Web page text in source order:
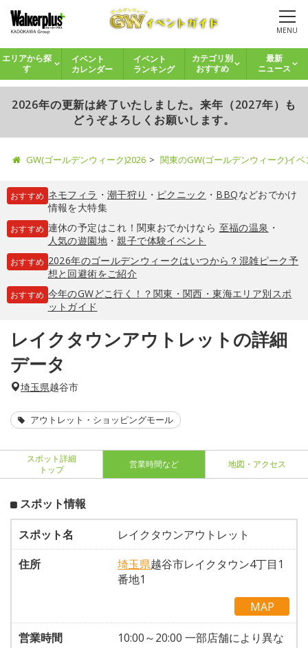
MENU
エリアから探
す
イベント
カレンダー
イベント
ランキング
カテゴリ別
おすすめ
最新
ニュース
2026年の更新は終了いたしました。来年（2027年）も
どうぞよろしくお願いします。
GW(ゴールデンウィーク)2026 関東のGW(ゴールデンウィーク)イ
おすすめ ネモフィラ ・ 潮干狩り ・ ピクニック ・ BBQなどおでかけ
情報を大特集
おすすめ 連休の予定はこれ！関東おでかけなら 至福の温泉 ・
人気の遊園地・親子で体験イベント
おすすめ 2026年のゴールデンウィークはいつから？混雑ピーク予
想と回避術をご紹介
おすすめ 今年のGWどこ行く！？関東・関西・東海エリア別スポ
ットガイド
レイクタウンアウトレットの詳細
データ
埼玉県越谷市
アウトレット・ショッピングモール
スポット詳細
トップ
営業時間など 地図・アクセス
スポット情報
スポット名
レイクタウンアウトレット
住所
埼玉県越谷市レイクタウン4丁目1
番地1
MAP
営業時間
10:00～20:00 一部店舗により異な